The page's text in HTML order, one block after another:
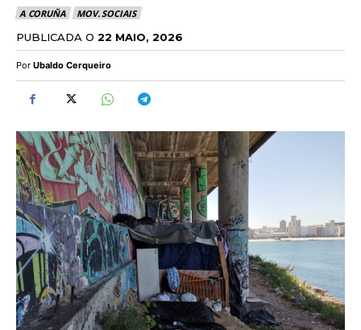
A CORUÑA MOV. SOCIAIS
PUBLICADA O 22 MAIO, 2026
Por Ubaldo Cerqueiro